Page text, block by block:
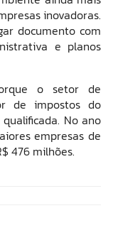
inovadoras.
documento com
e planos
o setor de
de impostos do
No ano
empresas de
476 milhões.